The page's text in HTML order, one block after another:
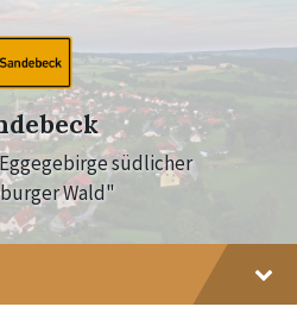
südlicher
Wald"